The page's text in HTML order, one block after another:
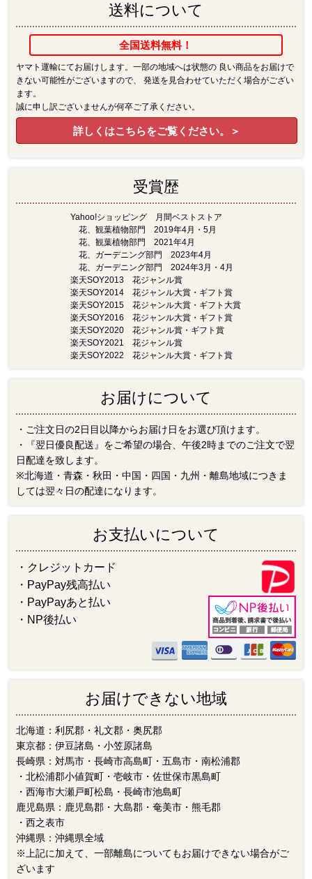
送料について
全国送料無料！
ヤマト運輸にてお届けします。一部の地域へは状態の 良い商品をお届けで
きない可能性がございますので、 発送を見合わせていただく場合がござい
ます。
誠に申し訳ございませんが何卒ご了承ください。
詳しくはこちらをご覧ください。＞
受賞歴
Yahoo!ショッピング 月間ベストストア
花、観葉植物部門 2019年4月・5月
花、観葉植物部門 2021年4月
花、ガーデニング部門 2023年4月
花、ガーデニング部門 2024年3月・4月
楽天SOY2013 花ジャンル賞
楽天SOY2014 花ジャンル大賞・ギフト賞
楽天SOY2015 花ジャンル大賞・ギフト大賞
楽天SOY2016 花ジャンル大賞・ギフト賞
楽天SOY2020 花ジャンル賞・ギフト賞
楽天SOY2021 花ジャンル賞
楽天SOY2022 花ジャンル大賞・ギフト賞
お届けについて
・ご注文日の2日目以降からお届け日をお選び頂けます。
・『翌日優良配送』をご希望の場合、午後2時までのご注文で翌
日配達を致します。
※北海道・青森・秋田・中国・四国・九州・離島地域につきま
しては翌々日の配達になります。
お支払いについて
・クレジットカード
・PayPay残高払い
・PayPayあと払い
・NP後払い
お届けできない地域
北海道：利尻郡・礼文郡・奥尻郡
東京都：伊豆諸島・小笠原諸島
長崎県：対馬市・長崎市高島町・五島市・南松浦郡
・北松浦郡小値賀町・壱岐市・佐世保市黒島町
・西海市大瀬戸町松島・長崎市池島町
鹿児島県：鹿児島郡・大島郡・奄美市・熊毛郡
・西之表市
沖縄県：沖縄県全域
※上記に加えて、一部離島についてもお届けできない場合がご
ざいます